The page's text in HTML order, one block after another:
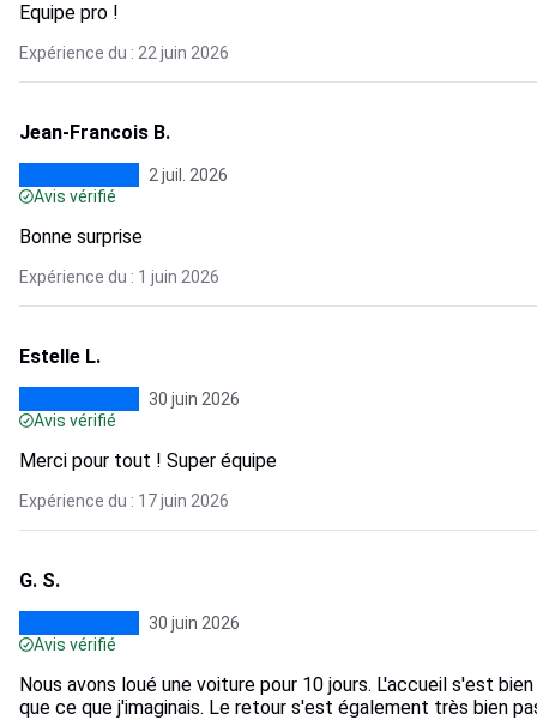
Equipe pro !
Expérience du : 22 juin 2026
Jean-Francois B.
2 juil. 2026
Avis vérifié
Bonne surprise
Expérience du : 1 juin 2026
Estelle L.
30 juin 2026
Avis vérifié
Merci pour tout ! Super équipe
Expérience du : 17 juin 2026
G. S.
30 juin 2026
Avis vérifié
Nous avons loué une voiture pour 10 jours. L'accueil s'est
que ce que j'imaginais. Le retour s'est également très bien